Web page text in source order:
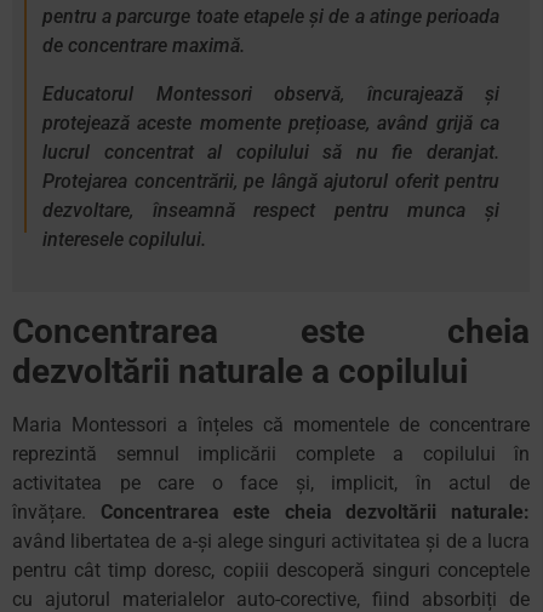
pentru a parcurge toate etapele și de a atinge perioada
de concentrare maximă.
Educatorul Montessori observă, încurajează și
protejează aceste momente prețioase, având grijă ca
lucrul concentrat al copilului să nu fie deranjat.
Protejarea concentrării, pe lângă ajutorul oferit pentru
dezvoltare, înseamnă respect pentru munca și
interesele copilului.
Concentrarea este cheia
dezvoltării naturale a copilului
Maria Montessori a înțeles că momentele de concentrare
reprezintă semnul implicării complete a copilului în
activitatea pe care o face și, implicit, în actul de
învățare. Concentrarea este cheia dezvoltării naturale:
având libertatea de a-și alege singuri activitatea și de a lucra
pentru cât timp doresc, copiii descoperă singuri conceptele
cu ajutorul materialelor auto-corective, fiind absorbiți de